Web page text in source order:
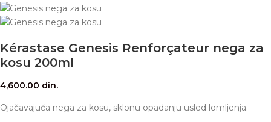
Kérastase Genesis Renforçateur nega za
kosu 200ml
4,600.00 din.
Ojačavajuća nega za kosu, sklonu opadanju usled lomljenja.